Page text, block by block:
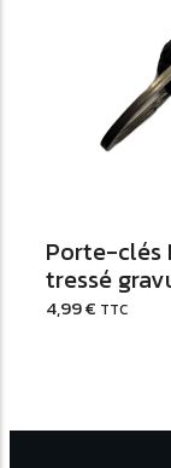
Porte-clés
tressé
4,99€ TTC